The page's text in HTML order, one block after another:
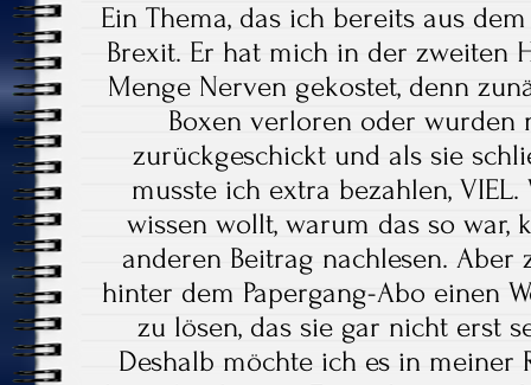
Ein Thema, das ich bereits aus
Brexit. Er hat mich in der zweiten
Menge Nerven gekostet, denn
Boxen verloren oder wurden
zurückgeschickt und als sie
musste ich extra bezahlen,
wissen wollt, warum das so war,
anderen Beitrag nachlesen. Aber
hinter dem Papergang-Abo einen
zu lösen, das sie gar nicht erst
Deshalb möchte ich es in meiner